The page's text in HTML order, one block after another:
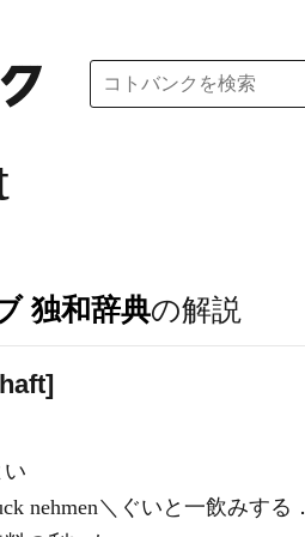
独和辞典の解説
nehmen＼ぐいと一飲みする．